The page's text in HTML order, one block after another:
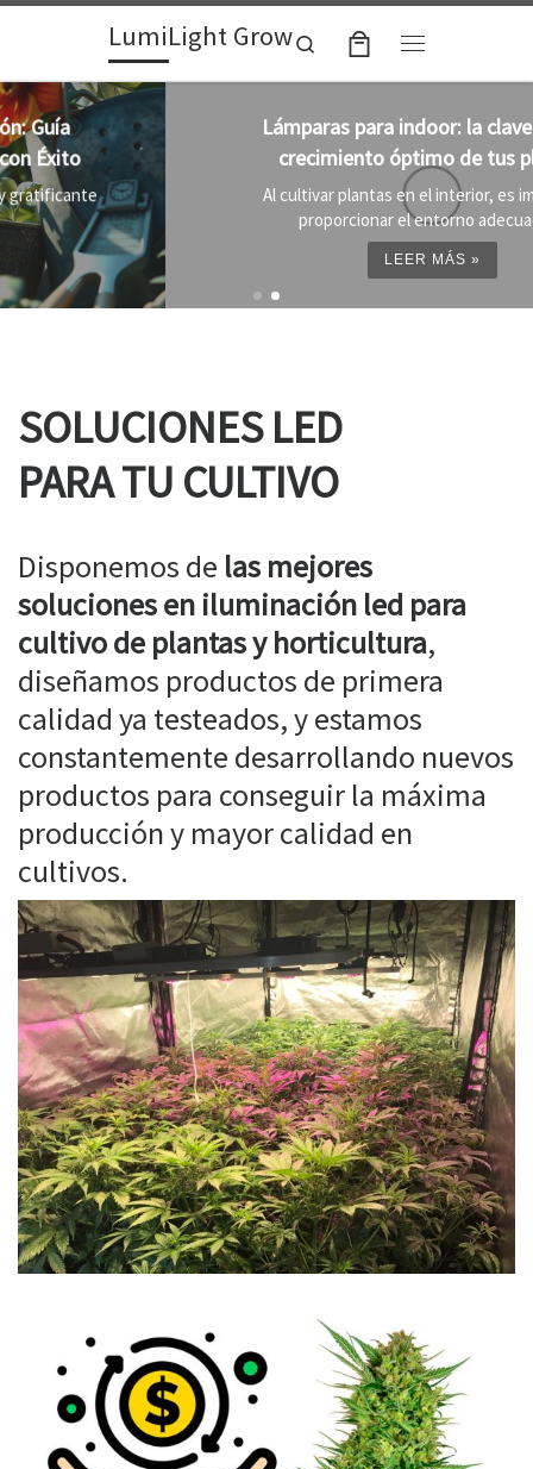
Skip to contentLumiLight Grow
Search
Lámparas para indoor: la clave para un
crecimiento óptimo de tus plantas
Al cultivar plantas en el interior, es importante
proporcionar el entorno adecuado ...
SOLUCIONES LED
PARA TU CULTIVO
Disponemos de las mejores
soluciones en iluminación led para
cultivo de plantas y horticultura,
diseñamos productos de primera
calidad ya testeados, y estamos
constantemente desarrollando nuevos
productos para conseguir la máxima
producción y mayor calidad en
cultivos.